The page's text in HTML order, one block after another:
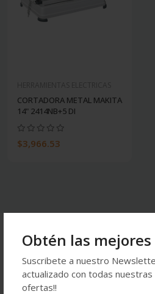
Obtén las
Suscribete a nuestro
actualizado con todas
ofertas!!
CORTADORA METAL MAKITA
14" 2414NB+5 DI
$3,966.53
Contacto
Dirección: Carretera Cuauhtémoc